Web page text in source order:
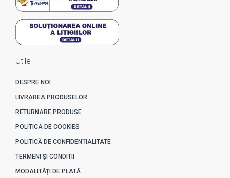
Utile
DESPRE NOI
LIVRAREA PRODUSELOR
RETURNARE PRODUSE
POLITICA DE COOKIES
POLITICĂ DE CONFIDENȚIALITATE
TERMENI ȘI CONDITII
MODALITĂȚI DE PLATĂ